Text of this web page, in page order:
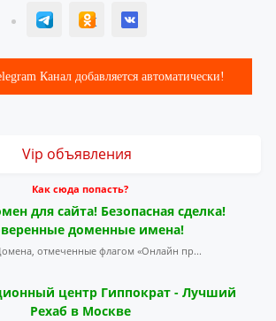
T ОК ВК
Канал добавляется автоматически!
Vip объявления
Как сюда попасть?
для сайта! Безопасная сделка!
доменные имена!
отмеченные флагом «Онлайн пр...
центр Гиппократ - Лучший
Рехаб в Москве